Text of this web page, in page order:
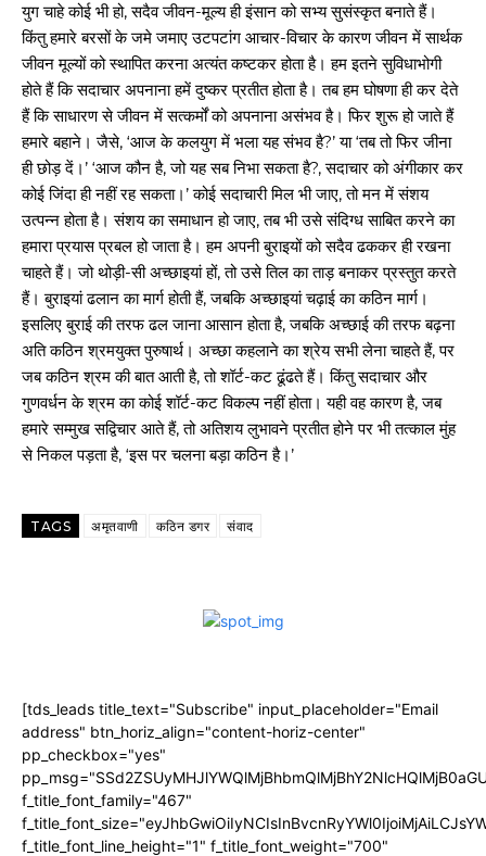
युग चाहे कोई भी हो, सदैव जीवन-मूल्य ही इंसान को सभ्य सुसंस्कृत बनाते हैं।
किंतु हमारे बरसों के जमे जमाए उटपटांग आचार-विचार के कारण जीवन में सार्थक
जीवन मूल्यों को स्थापित करना अत्यंत कष्टकर होता है। हम इतने सुविधाभोगी
होते हैं कि सदाचार अपनाना हमें दुष्कर प्रतीत होता है। तब हम घोषणा ही कर देते
हैं कि साधारण से जीवन में सत्कर्मों को अपनाना असंभव है। फिर शुरू हो जाते हैं
हमारे बहाने। जैसे, ‘आज के कलयुग में भला यह संभव है?’ या ‘तब तो फिर जीना
ही छोड़ दें।’ ‘आज कौन है, जो यह सब निभा सकता है?, सदाचार को अंगीकार कर
कोई जिंदा ही नहीं रह सकता।’ कोई सदाचारी मिल भी जाए, तो मन में संशय
उत्पन्न होता है। संशय का समाधान हो जाए, तब भी उसे संदिग्ध साबित करने का
हमारा प्रयास प्रबल हो जाता है। हम अपनी बुराइयों को सदैव ढककर ही रखना
चाहते हैं। जो थोड़ी-सी अच्छाइयां हों, तो उसे तिल का ताड़ बनाकर प्रस्तुत करते
हैं। बुराइयां ढलान का मार्ग होती हैं, जबकि अच्छाइयां चढ़ाई का कठिन मार्ग।
इसलिए बुराई की तरफ ढल जाना आसान होता है, जबकि अच्छाई की तरफ बढ़ना
अति कठिन श्रमयुक्त पुरुषार्थ। अच्छा कहलाने का श्रेय सभी लेना चाहते हैं, पर
जब कठिन श्रम की बात आती है, तो शॉर्ट-कट ढूंढते हैं। किंतु सदाचार और
गुणवर्धन के श्रम का कोई शॉर्ट-कट विकल्प नहीं होता। यही वह कारण है, जब
हमारे सम्मुख सद्विचार आते हैं, तो अतिशय लुभावने प्रतीत होने पर भी तत्काल मुंह
से निकल पड़ता है, ‘इस पर चलना बड़ा कठिन है।’
TAGS अमृतवाणी कठिन डगर संवाद
[tds_leads title_text="Subscribe" input_placeholder="Email
address" btn_horiz_align="content-horiz-center"
pp_checkbox="yes"
f_title_font_family="467"
f_title_font_line_height="1" f_title_font_weight="700"